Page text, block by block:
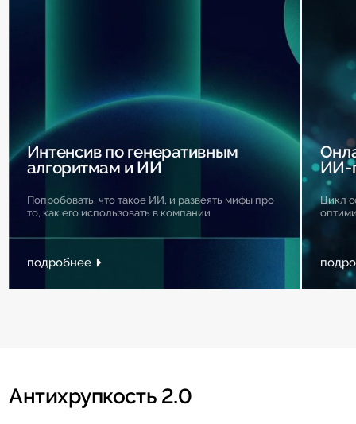
Интенсив по генеративным
алгоритмам и ИИ
Попробовать, что такое ИИ, и развеять мифы про
то, как его использовать в компании
подробнее
ИИ-
Цикл
Антихрупкость 2.0